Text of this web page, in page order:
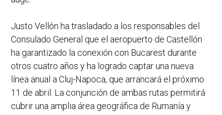
Justo Vellón ha trasladado a los responsables del
Consulado General que el aeropuerto de Castellón
ha garantizado la conexión con Bucarest durante
otros cuatro años y ha logrado captar una nueva
línea anual a Cluj-Napoca, que arrancará el próximo
11 de abril. La conjunción de ambas rutas permitirá
cubrir una amplia área geográfica de Rumanía y